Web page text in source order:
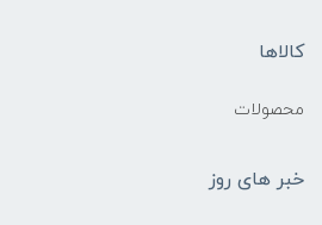
کالاها
محصولات
خبر های روز